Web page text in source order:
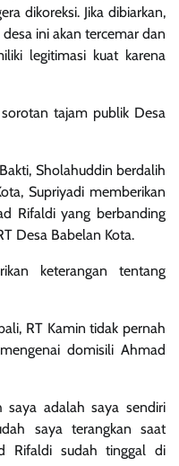
dikoreksi. Jika dibiarkan,
ini akan tercemar dan
legitimasi kuat karena
tajam publik Desa
Sholahuddin berdalih
Supriyadi memberikan
Rifaldi yang berbanding
Desa Babelan Kota.
keterangan tentang
RT Kamin tidak pernah
domisili Ahmad
saya adalah saya sendiri
saya terangkan saat
Rifaldi sudah tinggal di